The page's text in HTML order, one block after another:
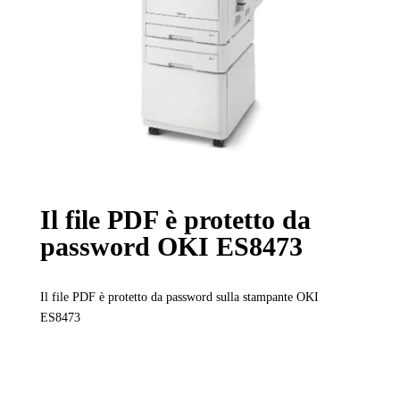
Il file PDF è protetto da
password OKI ES8473
Il file PDF è protetto da password sulla stampante OKI
ES8473